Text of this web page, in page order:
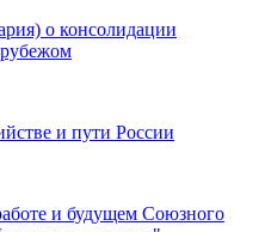
о консолидации
и пути России
и будущем Союзного